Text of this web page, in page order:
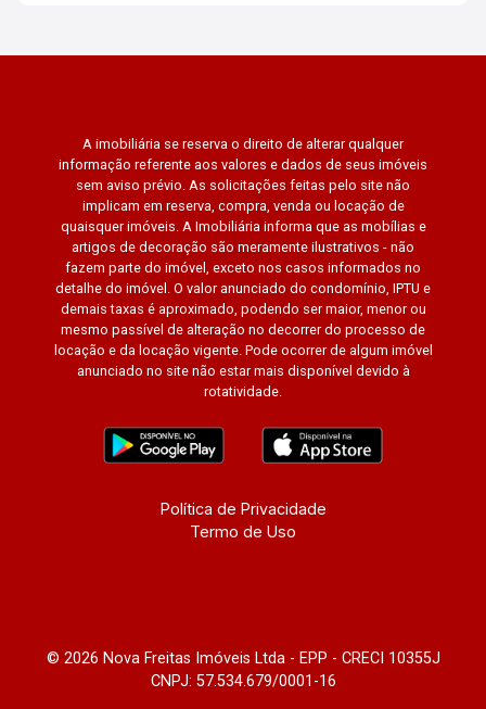
A imobiliária se reserva o direito de alterar qualquer
informação referente aos valores e dados de seus imóveis
sem aviso prévio. As solicitações feitas pelo site não
implicam em reserva, compra, venda ou locação de
quaisquer imóveis. A Imobiliária informa que as mobílias e
artigos de decoração são meramente ilustrativos - não
fazem parte do imóvel, exceto nos casos informados no
detalhe do imóvel. O valor anunciado do condomínio, IPTU e
demais taxas é aproximado, podendo ser maior, menor ou
mesmo passível de alteração no decorrer do processo de
locação e da locação vigente. Pode ocorrer de algum imóvel
anunciado no site não estar mais disponível devido à
rotatividade.
Política de Privacidade
Termo de Uso
© 2026 Nova Freitas Imóveis Ltda - EPP - CRECI 10355J
CNPJ: 57.534.679/0001-16